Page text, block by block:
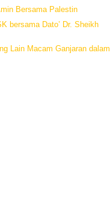
Bersama Palestin
bersama Dato’ Dr. Sheikh
Lain Macam Ganjaran dalam